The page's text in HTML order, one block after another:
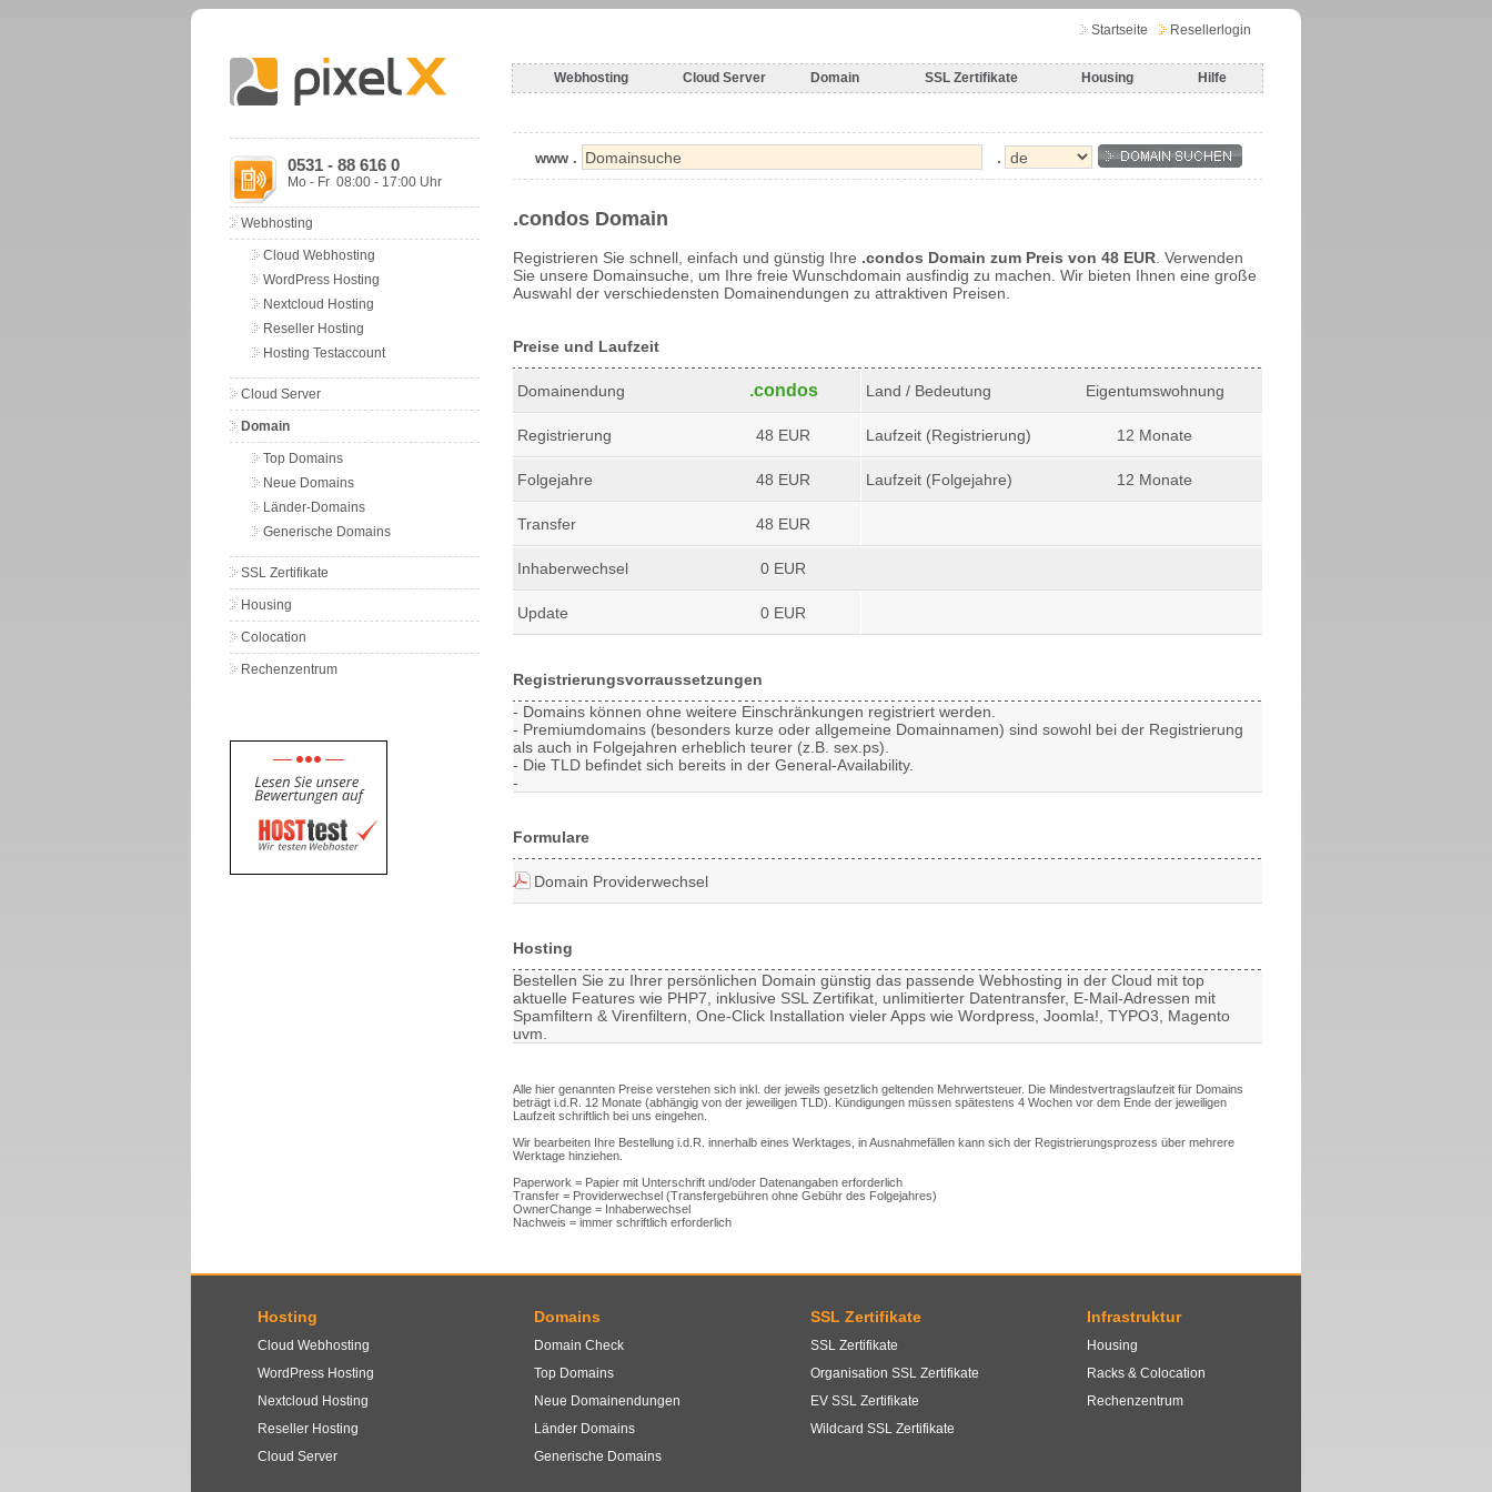
Startseite Resellerlogin
Webhosting Cloud Server Domain SSL Zertifikate Housing Hilfe
0531 - 88 616 0
Mo - Fr 08:00 - 17:00 Uhr
Webhosting
Cloud Webhosting
WordPress Hosting
Nextcloud Hosting
Reseller Hosting
Hosting Testaccount
Cloud Server
Domain
Top Domains
Neue Domains
Länder-Domains
Generische Domains
SSL Zertifikate
Housing
Colocation
Rechenzentrum
www . .
.condos Domain
Registrieren Sie schnell, einfach und günstig Ihre .condos Domain zum Preis von 48 EUR . Verwenden
Sie unsere Domainsuche, um Ihre freie Wunschdomain ausfindig zu machen. Wir bieten Ihnen eine große
Auswahl der verschiedensten Domainendungen zu attraktiven Preisen.
Preise und Laufzeit
Domainendung .condos Land / Bedeutung Eigentumswohnung
Registrierung 48 EUR Laufzeit (Registrierung) 12 Monate
Folgejahre 48 EUR Laufzeit (Folgejahre) 12 Monate
Transfer 48 EUR
Inhaberwechsel 0 EUR
Update 0 EUR
Registrierungsvorraussetzungen
- Domains können ohne weitere Einschränkungen registriert werden.
- Premiumdomains (besonders kurze oder allgemeine Domainnamen) sind sowohl bei der Registrierung
als auch in Folgejahren erheblich teurer (z.B. sex.ps).
- Die TLD befindet sich bereits in der General-Availability.
-
Formulare
Domain Providerwechsel
Hosting
Bestellen Sie zu Ihrer persönlichen Domain günstig das passende Webhosting in der Cloud mit top
aktuelle Features wie PHP7, inklusive SSL Zertifikat, unlimitierter Datentransfer, E-Mail-Adressen mit
Spamfiltern & Virenfiltern, One-Click Installation vieler Apps wie Wordpress, Joomla!, TYPO3, Magento
uvm.
Alle hier genannten Preise verstehen sich inkl. der jeweils gesetzlich geltenden Mehrwertsteuer. Die Mindestvertragslaufzeit für Domains
beträgt i.d.R. 12 Monate (abhängig von der jeweiligen TLD). Kündigungen müssen spätestens 4 Wochen vor dem Ende der jeweiligen
Laufzeit schriftlich bei uns eingehen.
Wir bearbeiten Ihre Bestellung i.d.R. innerhalb eines Werktages, in Ausnahmefällen kann sich der Registrierungsprozess über mehrere
Werktage hinziehen.
Paperwork = Papier mit Unterschrift und/oder Datenangaben erforderlich
Transfer = Providerwechsel (Transfergebühren ohne Gebühr des Folgejahres)
OwnerChange = Inhaberwechsel
Nachweis = immer schriftlich erforderlich
Hosting
Cloud Webhosting
WordPress Hosting
Nextcloud Hosting
Reseller Hosting
Cloud Server
Domains
Domain Check
Top Domains
Neue Domainendungen
Länder Domains
Generische Domains
SSL Zertifikate
SSL Zertifikate
Organisation SSL Zertifikate
EV SSL Zertifikate
Wildcard SSL Zertifikate
Infrastruktur
Housing
Racks & Colocation
Rechenzentrum